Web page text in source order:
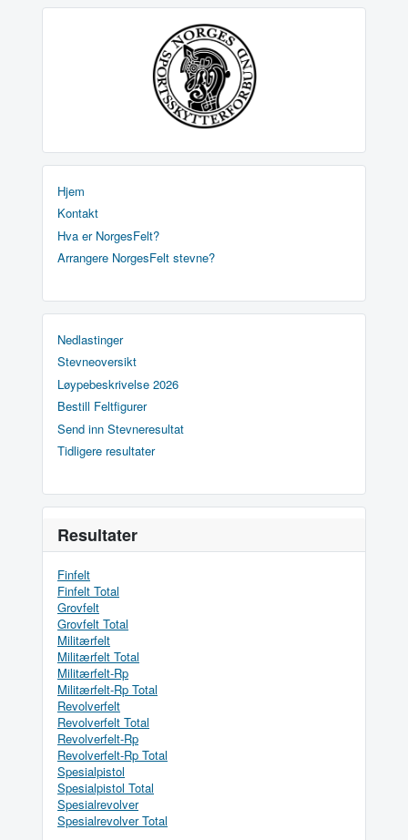
Hjem
Kontakt
Hva er NorgesFelt?
Arrangere NorgesFelt stevne?
Nedlastinger
Stevneoversikt
Løypebeskrivelse 2026
Bestill Feltfigurer
Send inn Stevneresultat
Tidligere resultater
Resultater
Finfelt
Finfelt Total
Grovfelt
Grovfelt Total
Militærfelt
Militærfelt Total
Militærfelt-Rp
Militærfelt-Rp Total
Revolverfelt
Revolverfelt Total
Revolverfelt-Rp
Revolverfelt-Rp Total
Spesialpistol
Spesialpistol Total
Spesialrevolver
Spesialrevolver Total